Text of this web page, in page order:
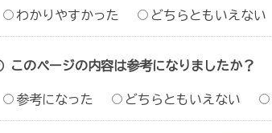
わかりやすかった どちらともいえない
このページの内容は参考になりましたか？
参考になった どちらともいえない